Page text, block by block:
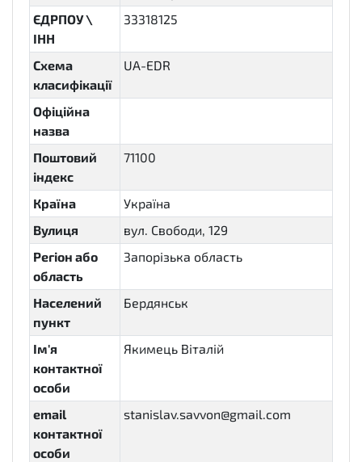
ЄДРПОУ \
ІНН
33318125
Схема
класифікації
UA-EDR
Офіційна
назва
Поштовий
індекс
71100
Країна
Україна
Вулиця
вул. Свободи, 129
Регіон або
область
Запорізька область
Населений
пункт
Бердянськ
Ім'я
контактної
особи
Якимець Віталій
email
контактної
особи
stanislav.savvon@gmail.com